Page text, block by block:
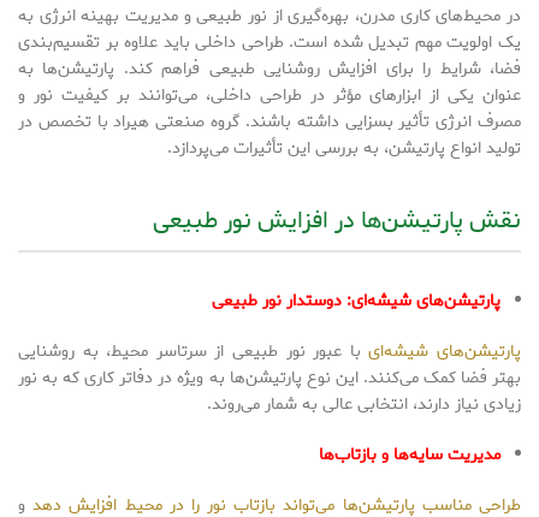
در محیط‌های کاری مدرن، بهره‌گیری از نور طبیعی و مدیریت بهینه انرژی به
یک اولویت مهم تبدیل شده است. طراحی داخلی باید علاوه بر تقسیم‌بندی
فضا، شرایط را برای افزایش روشنایی طبیعی فراهم کند. پارتیشن‌ها به
عنوان یکی از ابزارهای مؤثر در طراحی داخلی، می‌توانند بر کیفیت نور و
مصرف انرژی تأثیر بسزایی داشته باشند. گروه صنعتی هیراد با تخصص در
تولید انواع پارتیشن، به بررسی این تأثیرات می‌پردازد.
نقش پارتیشن‌ها در افزایش نور طبیعی
پارتیشن‌های شیشه‌ای: دوستدار نور طبیعی
پارتیشن‌های شیشه‌ایبا عبور نور طبیعی از سرتاسر محیط، به روشنایی
بهتر فضا کمک می‌کنند. این نوع پارتیشن‌ها به ویژه در دفاتر کاری که به نور
زیادی نیاز دارند، انتخابی عالی به شمار می‌روند.
مدیریت سایه‌ها و بازتاب‌ها
طراحی مناسب پارتیشن‌ها می‌تواند بازتاب نور را در محیط افزایش دهدو